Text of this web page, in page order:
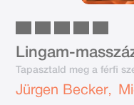
Lingam-
Tapasztald meg a férfi
Jürgen Becker,